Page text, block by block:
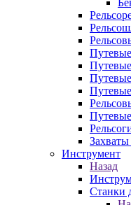
Инструмент
Назад
Станки